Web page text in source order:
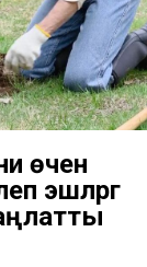
өчен
эшләргә